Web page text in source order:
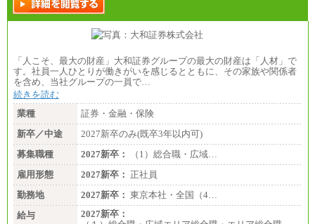
「人こそ、最大の財産」大和証券グループの最大の財産は「人材」で
す。社員一人ひとりが働きがいを感じるとともに、その家族や関係者
を含め、当社グループの一員で…
続きを読む
業種
証券・金融・保険
新卒／中途
2027新卒のみ(既卒3年以内可)
募集職種
2027新卒：
（1）総合職・広域…
雇用形態
2027新卒： 正社員
勤務地
2027新卒： 東京本社・全国（4…
給与
2027新卒：